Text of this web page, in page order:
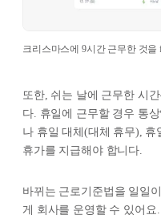
크리스마스에 9시간 근무한 것
또한, 쉬는 날에 근무한 시간
다. 휴일에 근무할 경우 통
나 휴일 대체(대체 휴무),
휴가를 지급해야 합니다.
바뀌는 근로기준법을 일일
게 회사를 운영할 수 있어